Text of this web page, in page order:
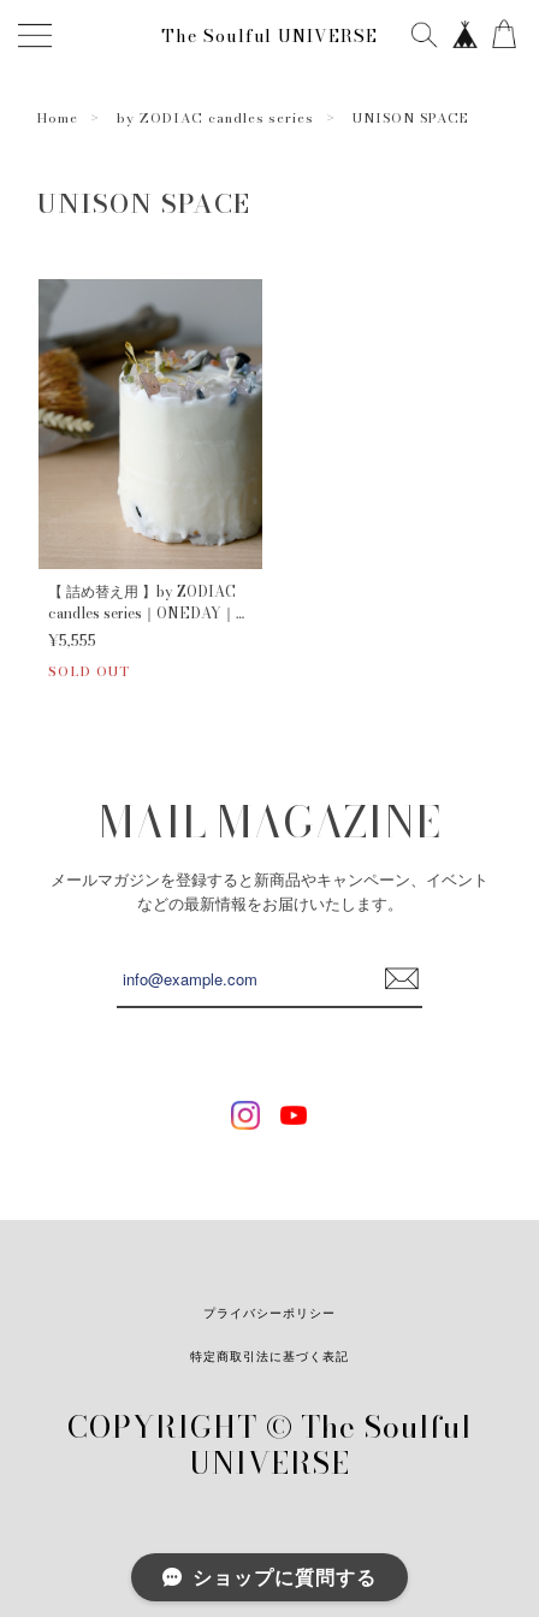
The Soulful UNIVERSE
Home by ZODIAC candles series UNISON SPACE
UNISON SPACE
【 詰め替え用 】by ZODIAC
candles series｜ONEDAY｜
UNISON SPACE｜ROOTS
¥5,555
SOLD OUT
MAIL MAGAZINE
メールマガジンを登録すると新商品やキャンペーン、イベント
などの最新情報をお届けいたします。
登
録
プライバシーポリシー
特定商取引法に基づく表記
COPYRIGHT © The Soulful
UNIVERSE
ショップに質問する